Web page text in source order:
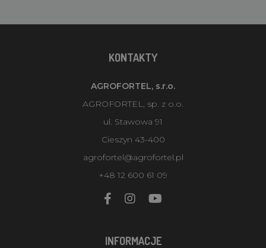
KONTAKTY
AGROFORTEL, s.r.o.
AGROFORTEL, sp. z o.o.
ul. Stawowa 91
Cieszyn 43-400
agrofortel@agrofortel.pl
+48 12 600 61 09
INFORMACJE